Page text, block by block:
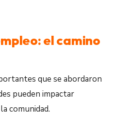
el camino
que se abordaron
pueden impactar
comunidad.